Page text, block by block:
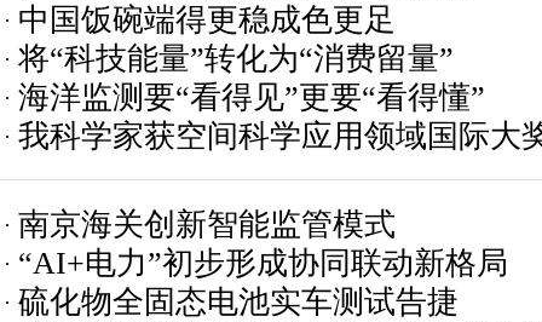
中国饭碗端得更稳成色更足
将“科技能量”转化为“消费留量”
海洋监测要“看得见”更要“看得懂”
我科学家获空间科学应用领域国际大
南京海关创新智能监管模式
“AI+电力”初步形成协同联动新格局
硫化物全固态电池实车测试告捷